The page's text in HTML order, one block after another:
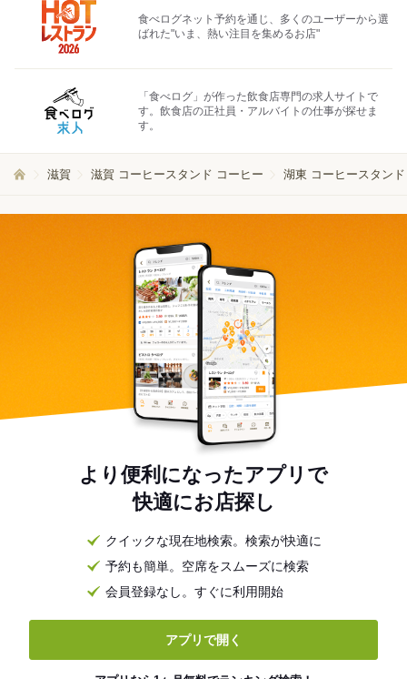
食べログネット予約を通じ、多くのユーザーから選
ばれた"いま、熱い注目を集めるお店"
「食べログ」が作った飲食店専門の求人サイトで
す。飲食店の正社員・アルバイトの仕事が探せま
す。
滋賀 滋賀 コーヒースタンド コーヒー 湖東 コーヒースタン
より便利になったアプリで
快適にお店探し
クイックな現在地検索。検索が快適に
予約も簡単。空席をスムーズに検索
会員登録なし。すぐに利用開始
アプリで開く